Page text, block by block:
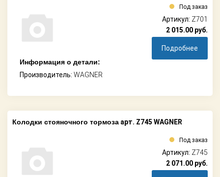
Информация о детали:
Производитель: WAGNER
Под заказ
Артикул: Z701
2 015.00 руб.
Подробнее
Колодки стояночного тормоза арт. Z745 WAGNER
Под заказ
Артикул: Z745
2 071.00 руб.